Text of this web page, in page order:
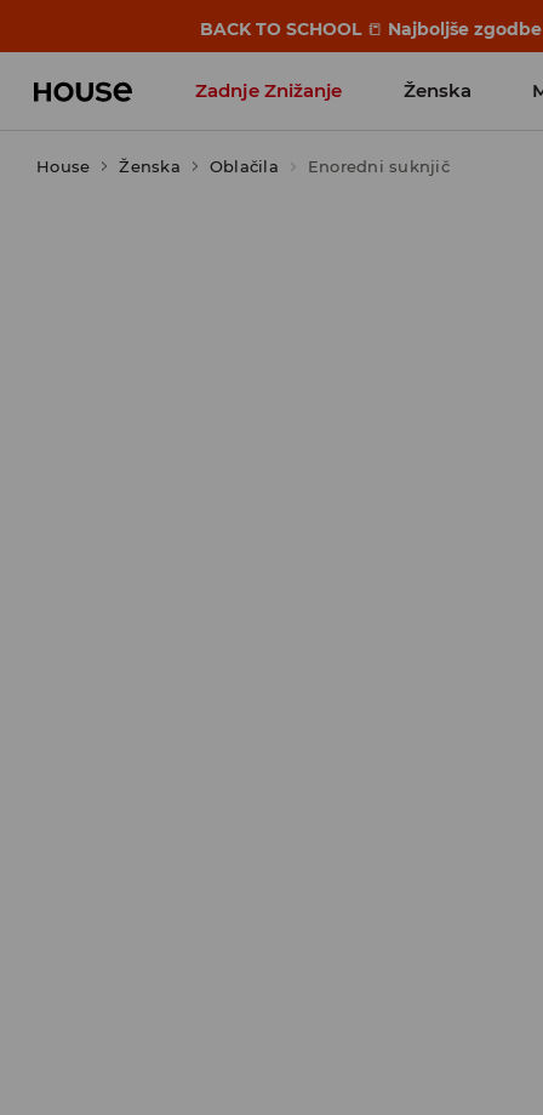
BACK TO SCHOOL 📒 Najboljše
Zadnje Znižanje Ženska
Favoriti vplivnežev
House Ženska Oblačila Enoredni suknjič